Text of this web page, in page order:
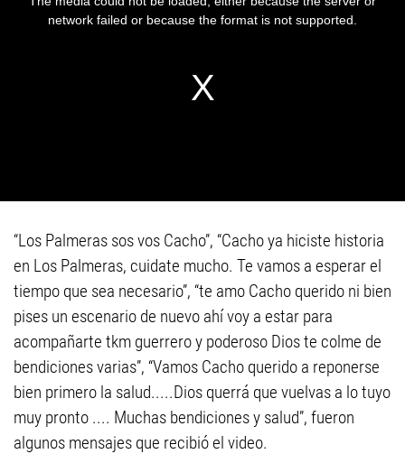
“Los Palmeras sos vos Cacho”, “Cacho ya hiciste historia
en Los Palmeras, cuidate mucho. Te vamos a esperar el
tiempo que sea necesario”, “te amo Cacho querido ni bien
pises un escenario de nuevo ahí voy a estar para
acompañarte tkm guerrero y poderoso Dios te colme de
bendiciones varias”, “Vamos Cacho querido a reponerse
bien primero la salud.....Dios querrá que vuelvas a lo tuyo
muy pronto .... Muchas bendiciones y salud”, fueron
algunos mensajes que recibió el video.